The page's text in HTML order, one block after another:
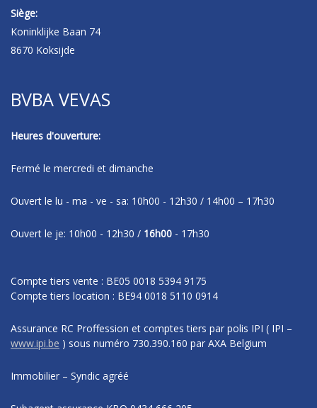
Siège:
Koninklijke Baan 74
8670 Koksijde
BVBA VEVAS
Heures d'ouverture:
Fermé le mercredi et dimanche
Ouvert le lu - ma - ve - sa: 10h00 - 12h30 / 14h00 – 17h30
Ouvert le je: 10h00 - 12h30 / 16h00 - 17h30
Compte tiers vente : BE05 0018 5394 9175
Compte tiers location : BE94 0018 5110 0914
Assurance RC Proffession et comptes tiers par polis IPI ( IPI –
www.ipi.be ) sous numéro 730.390.160 par AXA Belgium
Immobilier – Syndic agréé